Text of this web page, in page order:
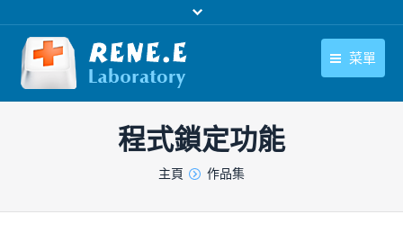
菜單
下載中心
程式鎖定功能
主頁 作品集